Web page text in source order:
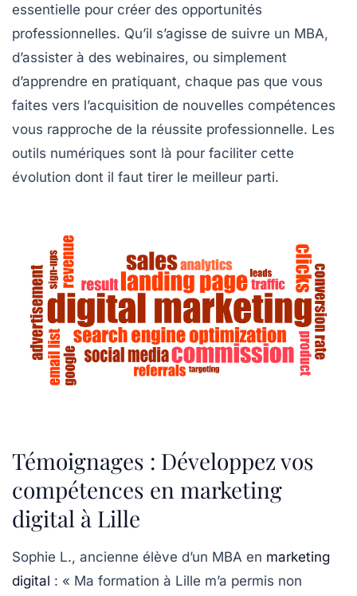
essentielle pour créer des opportunités
professionnelles. Qu’il s’agisse de suivre un MBA,
d’assister à des webinaires, ou simplement
d’apprendre en pratiquant, chaque pas que vous
faites vers l’acquisition de nouvelles compétences
vous rapproche de la réussite professionnelle. Les
outils numériques sont là pour faciliter cette
évolution dont il faut tirer le meilleur parti.
Témoignages : Développez vos
compétences en marketing
digital à Lille
Sophie L., ancienne élève d’un MBA en marketing
digital : « Ma formation à Lille m’a permis non